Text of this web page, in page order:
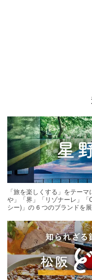
「旅を楽しくする」をテー
や」「界」「リゾナーレ」
シー)」の 6 つのブランドを